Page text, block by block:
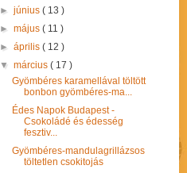
►június( 13 )
►május( 11 )
►április( 12 )
▼március( 17 )
Gyömbéres karamellával töltött
bonbon gyömbéres-ma...
Édes Napok Budapest -
Csokoládé és édesség
fesztiv...
Gyömbéres-mandulagrillázsos
töltetlen csokitojás